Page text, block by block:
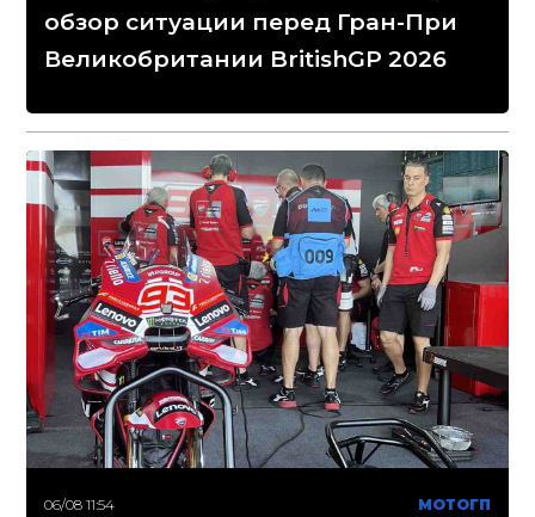
обзор ситуации перед Гран-При
Великобритании BritishGP 2026
06/08 11:54 МОТОГП